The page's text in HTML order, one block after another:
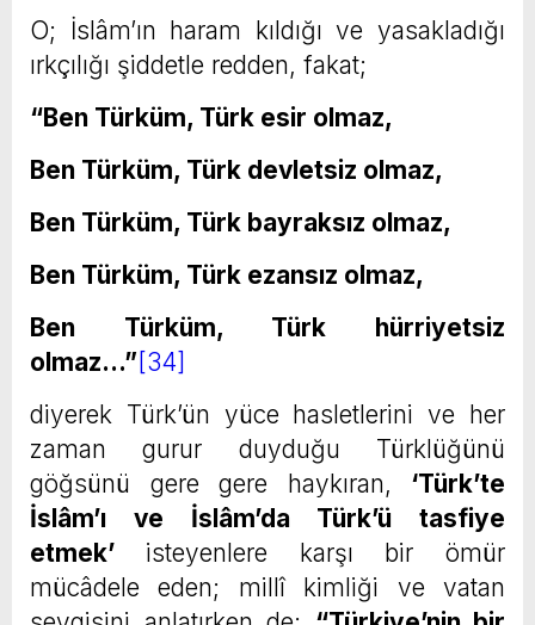
O; İslâm’ın haram kıldığı ve yasakladığı
ırkçılığı şiddetle redden, fakat;
“Ben Türküm, Türk esir olmaz,
Ben Türküm, Türk devletsiz olmaz,
Ben Türküm, Türk bayraksız olmaz,
Ben Türküm, Türk ezansız olmaz,
Ben Türküm, Türk hürriyetsiz
olmaz…” [34]
diyerek Türk’ün yüce hasletlerini ve her
zaman gurur duyduğu Türklüğünü
göğsünü gere gere haykıran, ‘Türk’te
İslâm’ı ve İslâm’da Türk’ü tasfiye
etmek’ isteyenlere karşı bir ömür
mücâdele eden; millî kimliği ve vatan